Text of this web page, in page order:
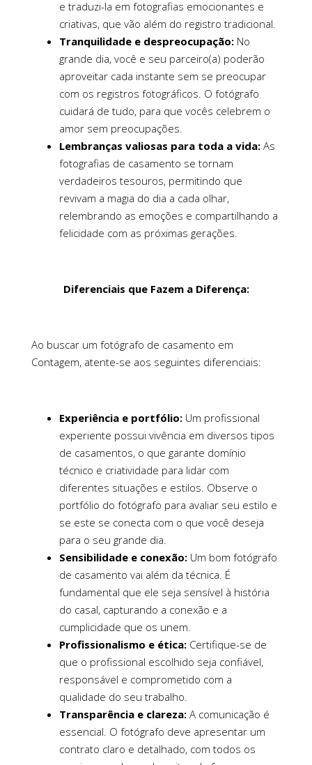
e traduzi-la em fotografias emocionantes e
criativas, que vão além do registro tradicional.
Tranquilidade e despreocupação: No
grande dia, você e seu parceiro(a) poderão
aproveitar cada instante sem se preocupar
com os registros fotográficos. O fotógrafo
cuidará de tudo, para que vocês celebrem o
amor sem preocupações.
Lembranças valiosas para toda a vida: As
fotografias de casamento se tornam
verdadeiros tesouros, permitindo que
revivam a magia do dia a cada olhar,
relembrando as emoções e compartilhando a
felicidade com as próximas gerações.
Diferenciais que Fazem a Diferença:
Ao buscar um fotógrafo de casamento em
Contagem, atente-se aos seguintes diferenciais:
Experiência e portfólio: Um profissional
experiente possui vivência em diversos tipos
de casamentos, o que garante domínio
técnico e criatividade para lidar com
diferentes situações e estilos. Observe o
portfólio do fotógrafo para avaliar seu estilo e
se este se conecta com o que você deseja
para o seu grande dia.
Sensibilidade e conexão: Um bom fotógrafo
de casamento vai além da técnica. É
fundamental que ele seja sensível à história
do casal, capturando a conexão e a
cumplicidade que os unem.
Profissionalismo e ética: Certifique-se de
que o profissional escolhido seja confiável,
responsável e comprometido com a
qualidade do seu trabalho.
Transparência e clareza: A comunicação é
essencial. O fotógrafo deve apresentar um
contrato claro e detalhado, com todos os